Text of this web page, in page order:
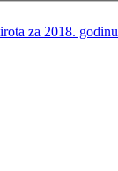
za 2018. godinu